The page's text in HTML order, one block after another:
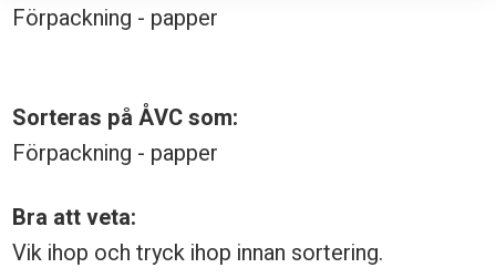
k
a
k
e
Förpackning - papper
Sorteras på ÅVC som:
Förpackning - papper
Bra att veta:
Vik ihop och tryck ihop innan sortering.